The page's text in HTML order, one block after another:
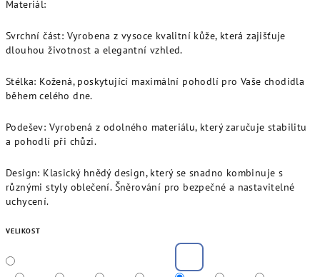
Materiál:
Svrchní část: Vyrobena z vysoce kvalitní kůže, která zajišťuje
dlouhou životnost a elegantní vzhled.
Stélka: Kožená, poskytující maximální pohodlí pro Vaše chodidla
během celého dne.
Podešev: Vyrobená z odolného materiálu, který zaručuje stabilitu
a pohodlí při chůzi.
Design: Klasický hnědý design, který se snadno kombinuje s
různými styly oblečení. Šněrování pro bezpečné a nastavitelné
uchycení.
VELIKOST